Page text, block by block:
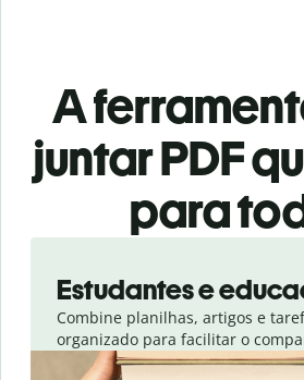
A
juntar PDF
para
Estudantes e
Combine planilhas, artigos e
organizado para facilitar o